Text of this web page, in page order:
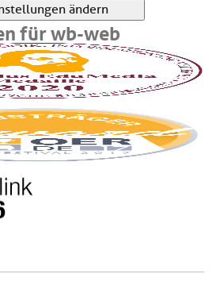
ändern
für wb-web